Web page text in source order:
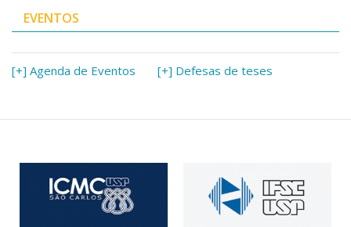
Assessorias e Mídias
Aplicativos e Sites
Jornal da USP
Agenda de Eventos
EVENTOS
[+] Agenda de Eventos [+] Defesas de teses